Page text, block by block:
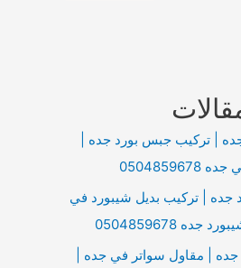
| تركيب جبس بورد جده |
جده | تركيب بديل شيبورد في
0504859678
| مقاول سواتر في جده |